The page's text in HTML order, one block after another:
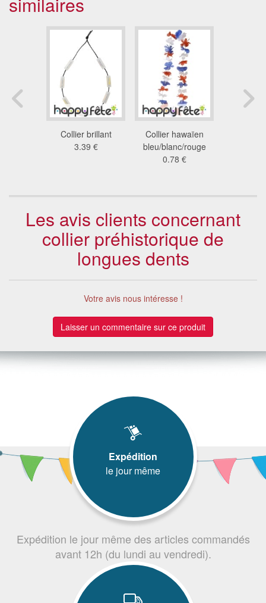
Collier brillant
3.39 €
Collier hawaïen
bleu/blanc/rouge
0.78 €
Les avis clients concernant
collier préhistorique de
longues dents
Votre avis nous intéresse !
Laisser un commentaire sur ce produit
Expédition
le jour même
Expédition le jour même des articles commandés
avant 12h (du lundi au vendredi).